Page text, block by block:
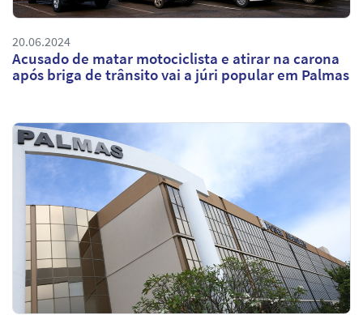
20.06.2024
Acusado de matar motociclista e atirar na carona
após briga de trânsito vai a júri popular em Palmas